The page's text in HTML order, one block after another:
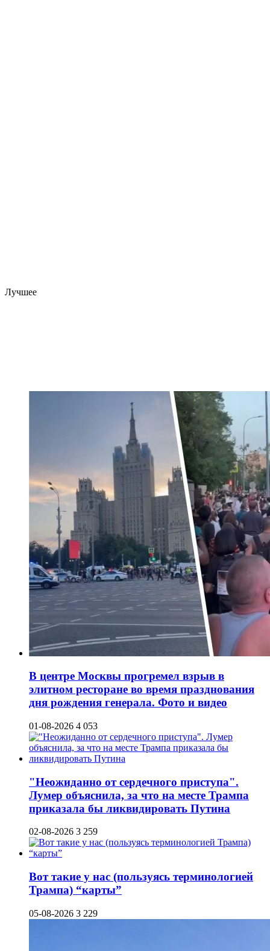
Лучшее
В центре Москвы прогремел взрыв в
элитном ресторане во время празднования
дня рождения генерала. Фото и видео
01-08-2026 4 053
"Неожиданно от сердечного приступа".
Лумер объяснила, за что на месте Трампа
приказала бы ликвидировать Путина
02-08-2026 3 259
Вот такие у нас (пользуясь терминологией
Трампа) “карты”
05-08-2026 3 229